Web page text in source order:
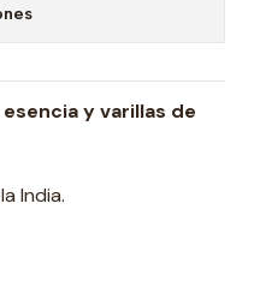
y varillas de
India.